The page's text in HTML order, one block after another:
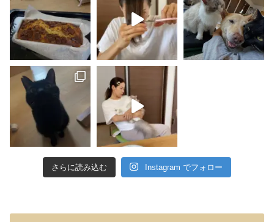
さらに読み込む Instagram でフォロー